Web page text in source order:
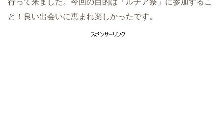
行って来ました。今回の目的は「ルチア祭」に参加するこ
と！良い出会いに恵まれ楽しかったです。